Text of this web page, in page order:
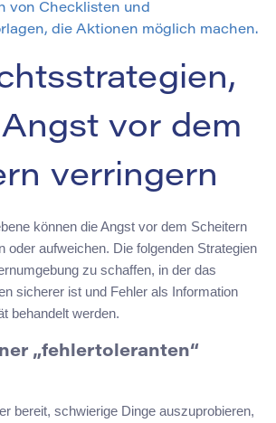
von Checklisten und
die Aktionen möglich machen.
vor dem
verringern
können die Angst vor dem Scheitern
oder aufweichen. Die folgenden Strategien
zu schaffen, in der das
sicherer ist und Fehler als Information
behandelt werden.
„fehlertoleranten“
bereit, schwierige Dinge auszuprobieren,